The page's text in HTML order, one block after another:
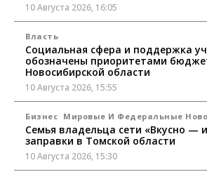
10 Августа 2026, 16:05
Власть
Социальная сфера и поддержка
обозначены приоритетами
Новосибирской области
10 Августа 2026, 15:55
Бизнес Мировые И Федеральные
Семья владельца сети «Вкусно —
заправки в Томской области
10 Августа 2026, 15:30